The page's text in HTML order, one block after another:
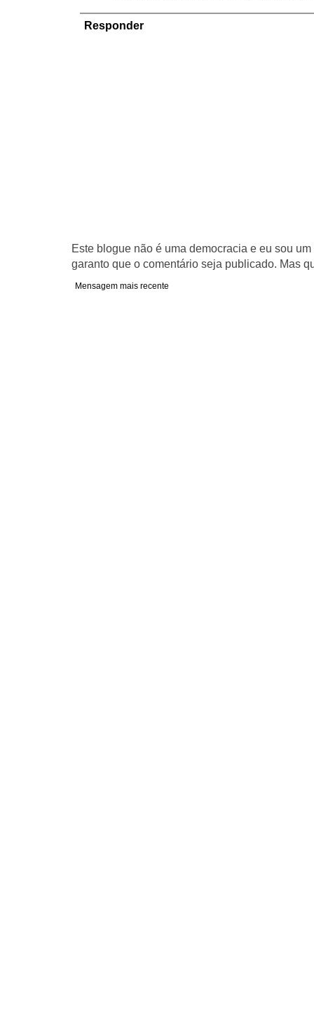
Responder
Este blogue não é uma democracia e eu sou
garanto que o comentário seja publicado. Mas
Mensagem mais recente